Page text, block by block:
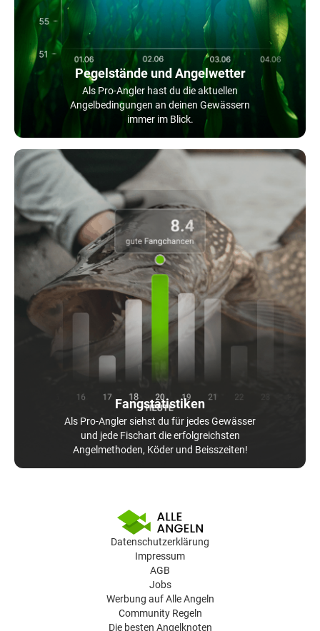
Pegelstände und Angelwetter
Als Pro-Angler hast du die aktuellen
Angelbedingungen an deinen Gewässern
immer im Blick.
Fangstatistiken
Als Pro-Angler siehst du für jedes Gewässer
und jede Fischart die erfolgreichsten
Angelmethoden, Köder und Beisszeiten!
Datenschutzerklärung
Impressum
AGB
Jobs
Werbung auf Alle Angeln
Community Regeln
Die besten Angelknoten